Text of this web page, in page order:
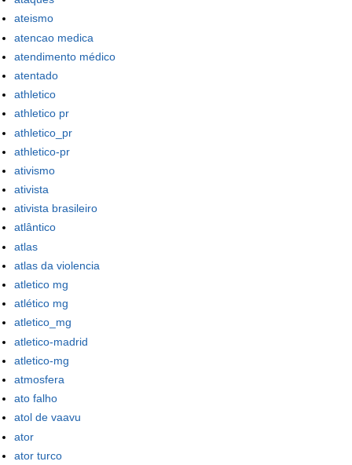
ateismo
atencao medica
atendimento médico
atentado
athletico
athletico pr
athletico_pr
athletico-pr
ativismo
ativista
ativista brasileiro
atlântico
atlas
atlas da violencia
atletico mg
atlético mg
atletico_mg
atletico-madrid
atletico-mg
atmosfera
ato falho
atol de vaavu
ator
ator turco